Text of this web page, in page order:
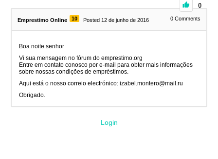
0
Emprestimo Online 10 Posted 12 de junho de 2016 0Comments
Boa noite senhor
Vi sua mensagem no fórum do emprestimo.org
Entre em contato conosco por e-mail para obter mais informações
sobre nossas condições de empréstimos.
Aqui está o nosso correio electrónico: izabel.montero@mail.ru
Obrigado.
Login